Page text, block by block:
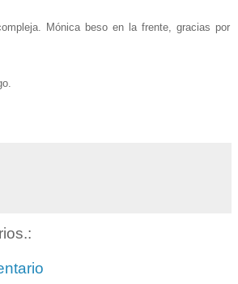
Mónica beso en la frente, gracias por